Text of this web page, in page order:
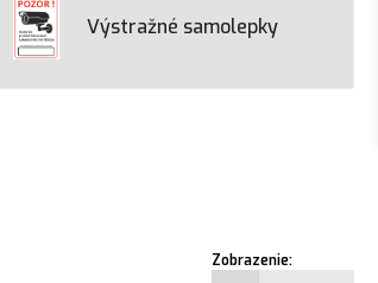
Výstražné samolepky
Zobrazenie: